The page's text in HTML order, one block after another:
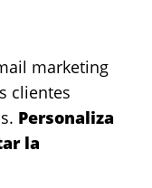
marketing
clientes
Personaliza
la